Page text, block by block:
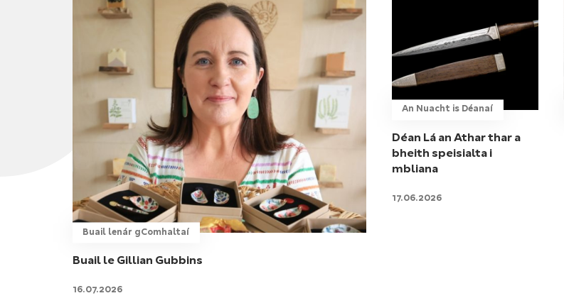
Buail lenár gComhaltaí
Buail le Gillian Gubbins
16.07.2026
An Nuacht is Déanaí
Déan Lá an Athar thar a
bheith speisialta i
mbliana
17.06.2026